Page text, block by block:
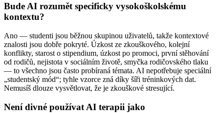
Bude AI rozumět specificky vysokoškolskému
kontextu?
Ano — studenti jsou běžnou skupinou uživatelů, takže kontextové
znalosti jsou dobře pokryté. Úzkost ze zkouškového, kolejní
konflikty, starost o stipendium, úzkost po promoci, první stěhování
od rodičů, nejistota v sociálním životě, smyčka rodičovského tlaku
— to všechno jsou často probíraná témata. AI nepotřebuje speciální
„studentský mód“; tyhle vzorce zná díky šíři tréninkových dat.
Nemusíš dlouze vysvětlovat, že je zkouškové stresující.
Není divné používat AI terapii jako